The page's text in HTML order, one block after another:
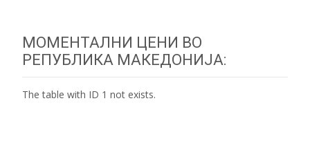
МОМЕНТАЛНИ ЦЕНИ ВО
РЕПУБЛИКА МАКЕДОНИЈА:
The table with ID 1 not exists.